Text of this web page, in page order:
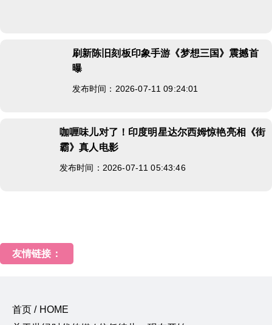
刷新陈旧刻板印象手游《梦想三国》震撼首
曝
发布时间：2026-07-11 09:24:01
咖喱味儿对了！印度明星达尔西姆惊艳亮相《街
霸》真人电影
发布时间：2026-07-11 05:43:46
友情链接：
首页 / HOME